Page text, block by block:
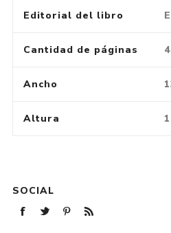
Editorial del libro
Cantidad de páginas
Ancho
Altura
SOCIAL